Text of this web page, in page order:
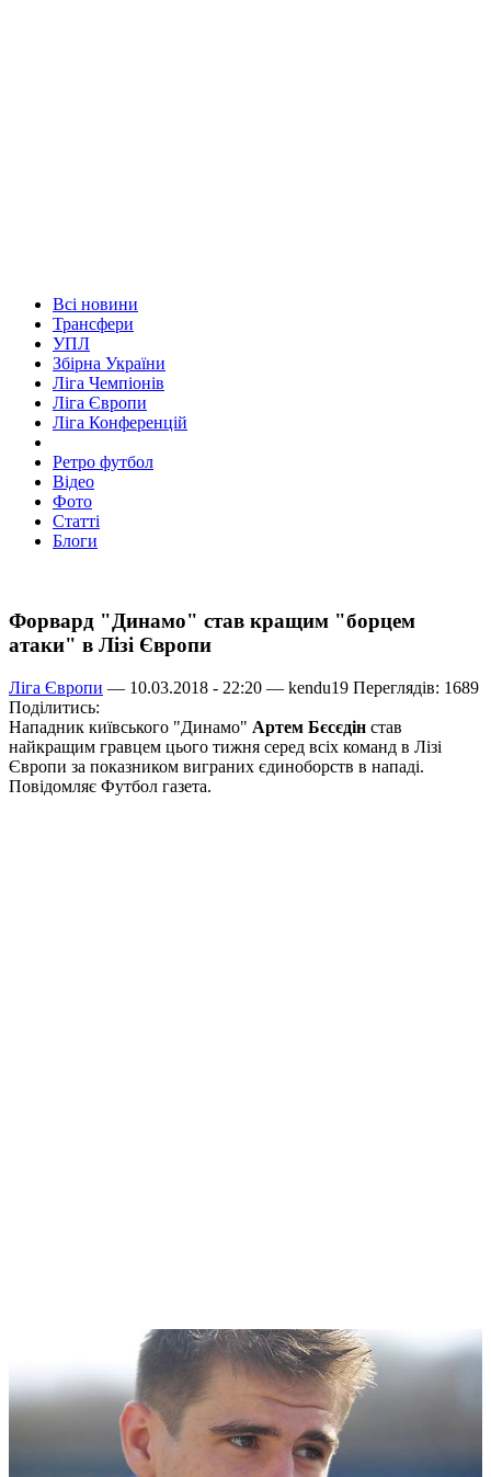
Всі новини
Трансфери
УПЛ
Збірна України
Ліга Чемпіонів
Ліга Європи
Ліга Конференцій
Ретро футбол
Відео
Фото
Статті
Блоги
Форвард "Динамо" став кращим "борцем
атаки" в Лізі Європи
Ліга Європи — 10.03.2018 - 22:20 — kendu19 Переглядів: 1689
Поділитись:
Нападник київського "Динамо" Артем Бєсєдін став
найкращим гравцем цього тижня серед всіх команд в Лізі
Європи за показником виграних єдиноборств в нападі.
Повідомляє Футбол газета.